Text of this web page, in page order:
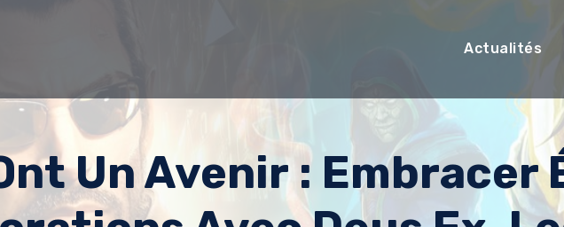
Actualités
Un Avenir : Embracer